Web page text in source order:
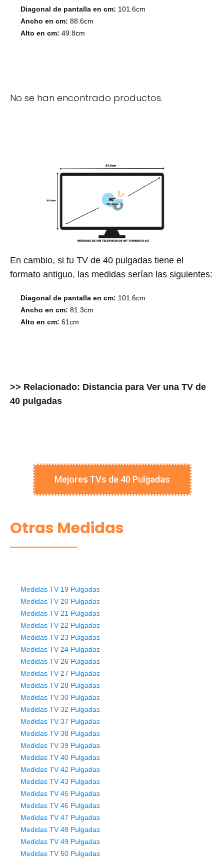
Diagonal de pantalla en cm: 101.6cm
Ancho en cm: 88.6cm
Alto en cm: 49.8cm
No se han encontrado productos.
En cambio, si tu TV de 40 pulgadas tiene el
formato antiguo, las medidas serían las siguientes:
Diagonal de pantalla en cm: 101.6cm
Ancho en cm: 81.3cm
Alto en cm: 61cm
>> Relacionado: Distancia para Ver una TV de
40 pulgadas
Mejores TVs de 40 Pulgadas
Otras Medidas
Medidas TV 19 Pulgadas
Medidas TV 20 Pulgadas
Medidas TV 21 Pulgadas
Medidas TV 22 Pulgadas
Medidas TV 23 Pulgadas
Medidas TV 24 Pulgadas
Medidas TV 26 Pulgadas
Medidas TV 27 Pulgadas
Medidas TV 28 Pulgadas
Medidas TV 30 Pulgadas
Medidas TV 32 Pulgadas
Medidas TV 37 Pulgadas
Medidas TV 38 Pulgadas
Medidas TV 39 Pulgadas
Medidas TV 40 Pulgadas
Medidas TV 42 Pulgadas
Medidas TV 43 Pulgadas
Medidas TV 45 Pulgadas
Medidas TV 46 Pulgadas
Medidas TV 47 Pulgadas
Medidas TV 48 Pulgadas
Medidas TV 49 Pulgadas
Medidas TV 50 Pulgadas